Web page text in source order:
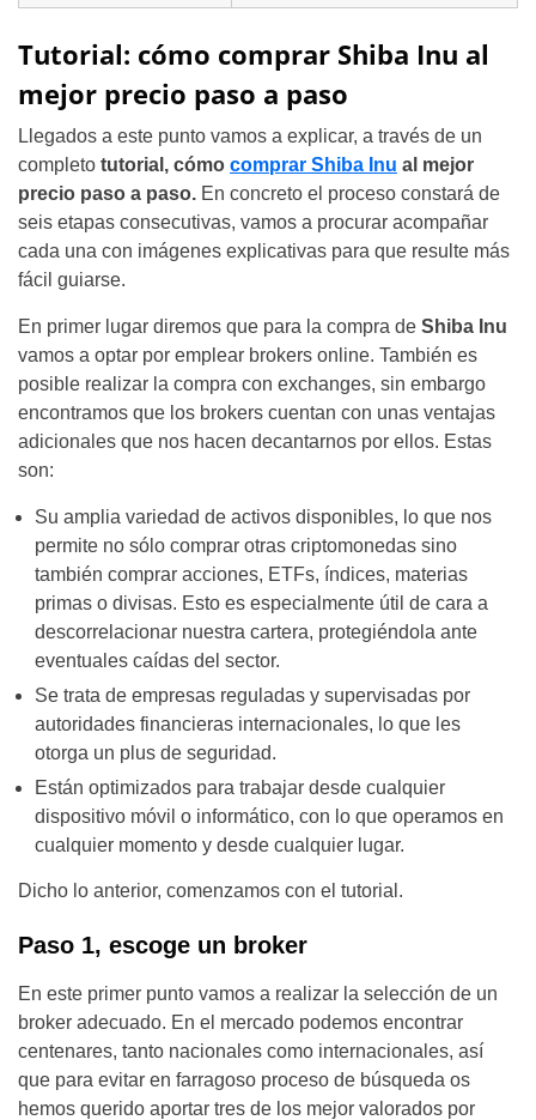
Tutorial: cómo comprar Shiba Inu al
mejor precio paso a paso
Llegados a este punto vamos a explicar, a través de un
completo tutorial, cómo comprar Shiba Inu al mejor
precio paso a paso. En concreto el proceso constará de
seis etapas consecutivas, vamos a procurar acompañar
cada una con imágenes explicativas para que resulte más
fácil guiarse.
En primer lugar diremos que para la compra de Shiba Inu
vamos a optar por emplear brokers online. También es
posible realizar la compra con exchanges, sin embargo
encontramos que los brokers cuentan con unas ventajas
adicionales que nos hacen decantarnos por ellos. Estas
son:
Su amplia variedad de activos disponibles, lo que nos
permite no sólo comprar otras criptomonedas sino
también comprar acciones, ETFs, índices, materias
primas o divisas. Esto es especialmente útil de cara a
descorrelacionar nuestra cartera, protegiéndola ante
eventuales caídas del sector.
Se trata de empresas reguladas y supervisadas por
autoridades financieras internacionales, lo que les
otorga un plus de seguridad.
Están optimizados para trabajar desde cualquier
dispositivo móvil o informático, con lo que operamos en
cualquier momento y desde cualquier lugar.
Dicho lo anterior, comenzamos con el tutorial.
Paso 1, escoge un broker
En este primer punto vamos a realizar la selección de un
broker adecuado. En el mercado podemos encontrar
centenares, tanto nacionales como internacionales, así
que para evitar en farragoso proceso de búsqueda os
hemos querido aportar tres de los mejor valorados por